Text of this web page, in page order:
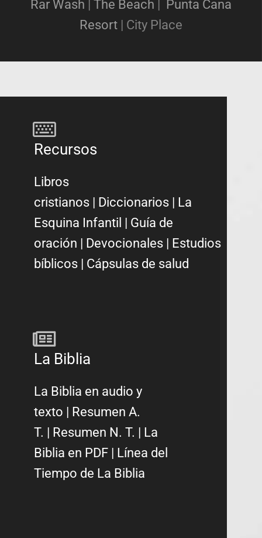
Rar Wash | The Beach | Punta Cana
Resort| City Place
Recursos
Libros
cristianos
Diccionarios
La
Esquina Infantil
Guía de
oración
Devocionales
Estudios
bíblicos
Cápsulas de salud
La Biblia
La Biblia en audio y
texto | Resumen A.
T. | Resumen N. T. | La
Biblia en PDF | Línea del
Tiempo de La Biblia